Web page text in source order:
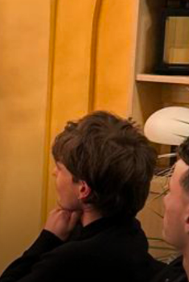
LA CUISINE
BILLETTERIE
Accueil & horaires
Tarifs, abonnements